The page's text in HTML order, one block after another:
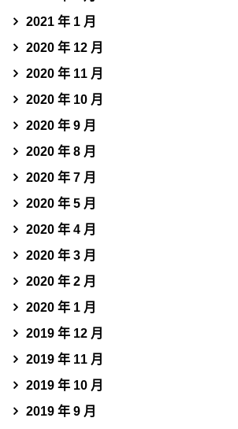
2021 年 1 月
2020 年 12 月
2020 年 11 月
2020 年 10 月
2020 年 9 月
2020 年 8 月
2020 年 7 月
2020 年 5 月
2020 年 4 月
2020 年 3 月
2020 年 2 月
2020 年 1 月
2019 年 12 月
2019 年 11 月
2019 年 10 月
2019 年 9 月